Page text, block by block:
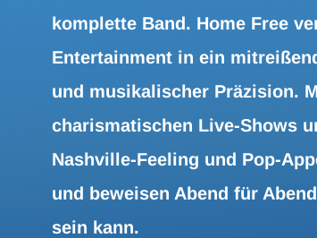
komplette Band. Home Free
Entertainment in ein
und musikalischer Präzision.
charismatischen Live-Shows
Nashville-Feeling und Pop-
und beweisen Abend für
sein kann.